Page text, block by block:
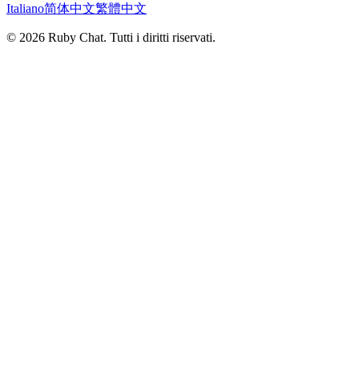
Italiano简体中文繁體中文
© 2026 Ruby Chat. Tutti i diritti riservati.